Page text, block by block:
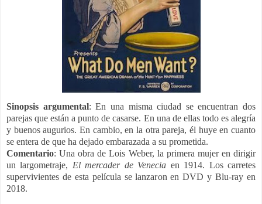
Sinopsis argumental:En una misma ciudad se encuentran dos
parejas que están a punto de casarse. En una de ellas todo es alegría
y buenos augurios. En cambio, en la otra pareja, él huye en cuanto
se entera de que ha dejado embarazada a su prometida.
Comentario: Una obra de Lois Weber, la primera mujer en dirigir
un largometraje, El mercader de Venecia en 1914. Los carretes
supervivientes de esta película se lanzaron en DVD y Blu-ray en
2018.